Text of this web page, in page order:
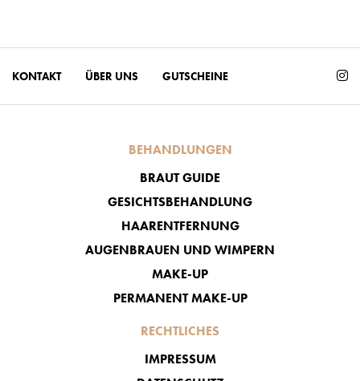
KONTAKT ÜBER UNS GUTSCHEINE
BEHANDLUNGEN
BRAUT GUIDE
GESICHTSBEHANDLUNG
HAARENTFERNUNG
AUGENBRAUEN UND WIMPERN
MAKE-UP
PERMANENT MAKE-UP
RECHTLICHES
IMPRESSUM